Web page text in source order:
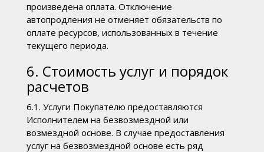
произведена оплата. Отключение
автопродления не отменяет обязательств по
оплате ресурсов, использованных в течение
текущего периода.
6. Стоимость услуг и порядок
расчетов
6.1. Услуги Покупателю предоставляются
Исполнителем на безвозмездной или
возмездной основе. В случае предоставления
услуг на безвозмездной основе есть ряд